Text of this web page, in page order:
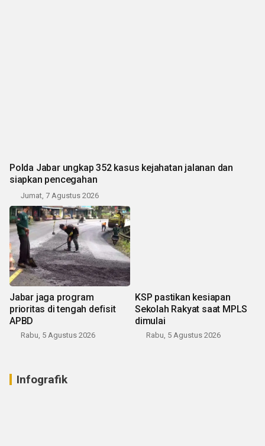
Polda Jabar ungkap 352 kasus kejahatan jalanan dan
siapkan pencegahan
Jumat, 7 Agustus 2026
Jabar jaga program
prioritas di tengah defisit
APBD
Rabu, 5 Agustus 2026
KSP pastikan kesiapan
Sekolah Rakyat saat MPLS
dimulai
Rabu, 5 Agustus 2026
Infografik